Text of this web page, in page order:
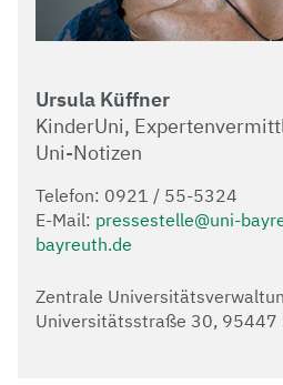
Ursula Küffner
KinderUni,
Uni-Notizen
Telefon: 0921 / 55-5324
E-Mail: pressestelle@uni-
bayreuth.de
Zentrale
Universitätsstraße 30, 95447